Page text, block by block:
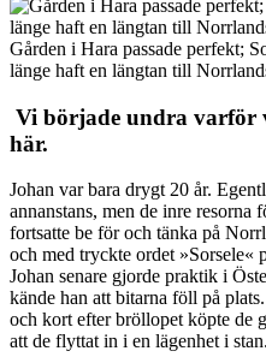
Gården i Hara passade perfekt;
länge haft en längtan till
Vi började undra varför
här.
Johan var bara drygt 20 år.
annanstans, men de inre
fortsatte be för och tänka på
och med tryckte ordet »Sorsele«
Johan senare gjorde praktik i
kände han att bitarna föll på
och kort efter bröllopet köpte de
att de flyttat in i en lägenhet i stan.